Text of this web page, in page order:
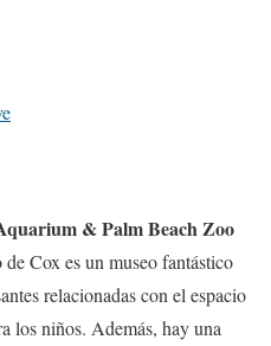
& Palm Beach Zoo
Cox es un museo fantástico
relacionadas con el espacio
los niños. Además, hay una